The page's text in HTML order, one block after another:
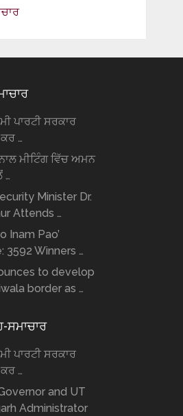
ਪਾਰਟੀ ਸਰਕਾਰ
…
ਮੀਟਿੰਗ ਵਿੱਚ ਅਮਨ
…
Minister Dr.
Attends …
Inam Pao’
3592 Winners …
to develop
border as …
ਸਮਾਚਾਰ
ਪਾਰਟੀ ਸਰਕਾਰ
…
and UT
Administrator